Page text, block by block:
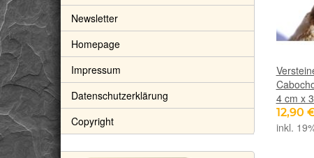
4 cm x
12,90
inkl.
Newsletter
Homepage
Impressum
Datenschutzerklärung
Copyright